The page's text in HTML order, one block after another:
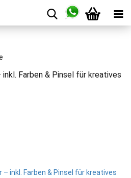
Farben & Pinsel für kreatives